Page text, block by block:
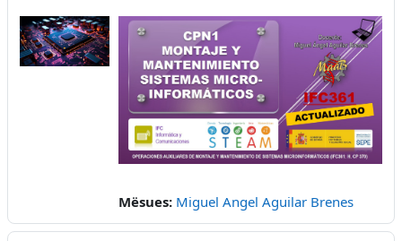
Mësues: Miguel Angel Aguilar Brenes